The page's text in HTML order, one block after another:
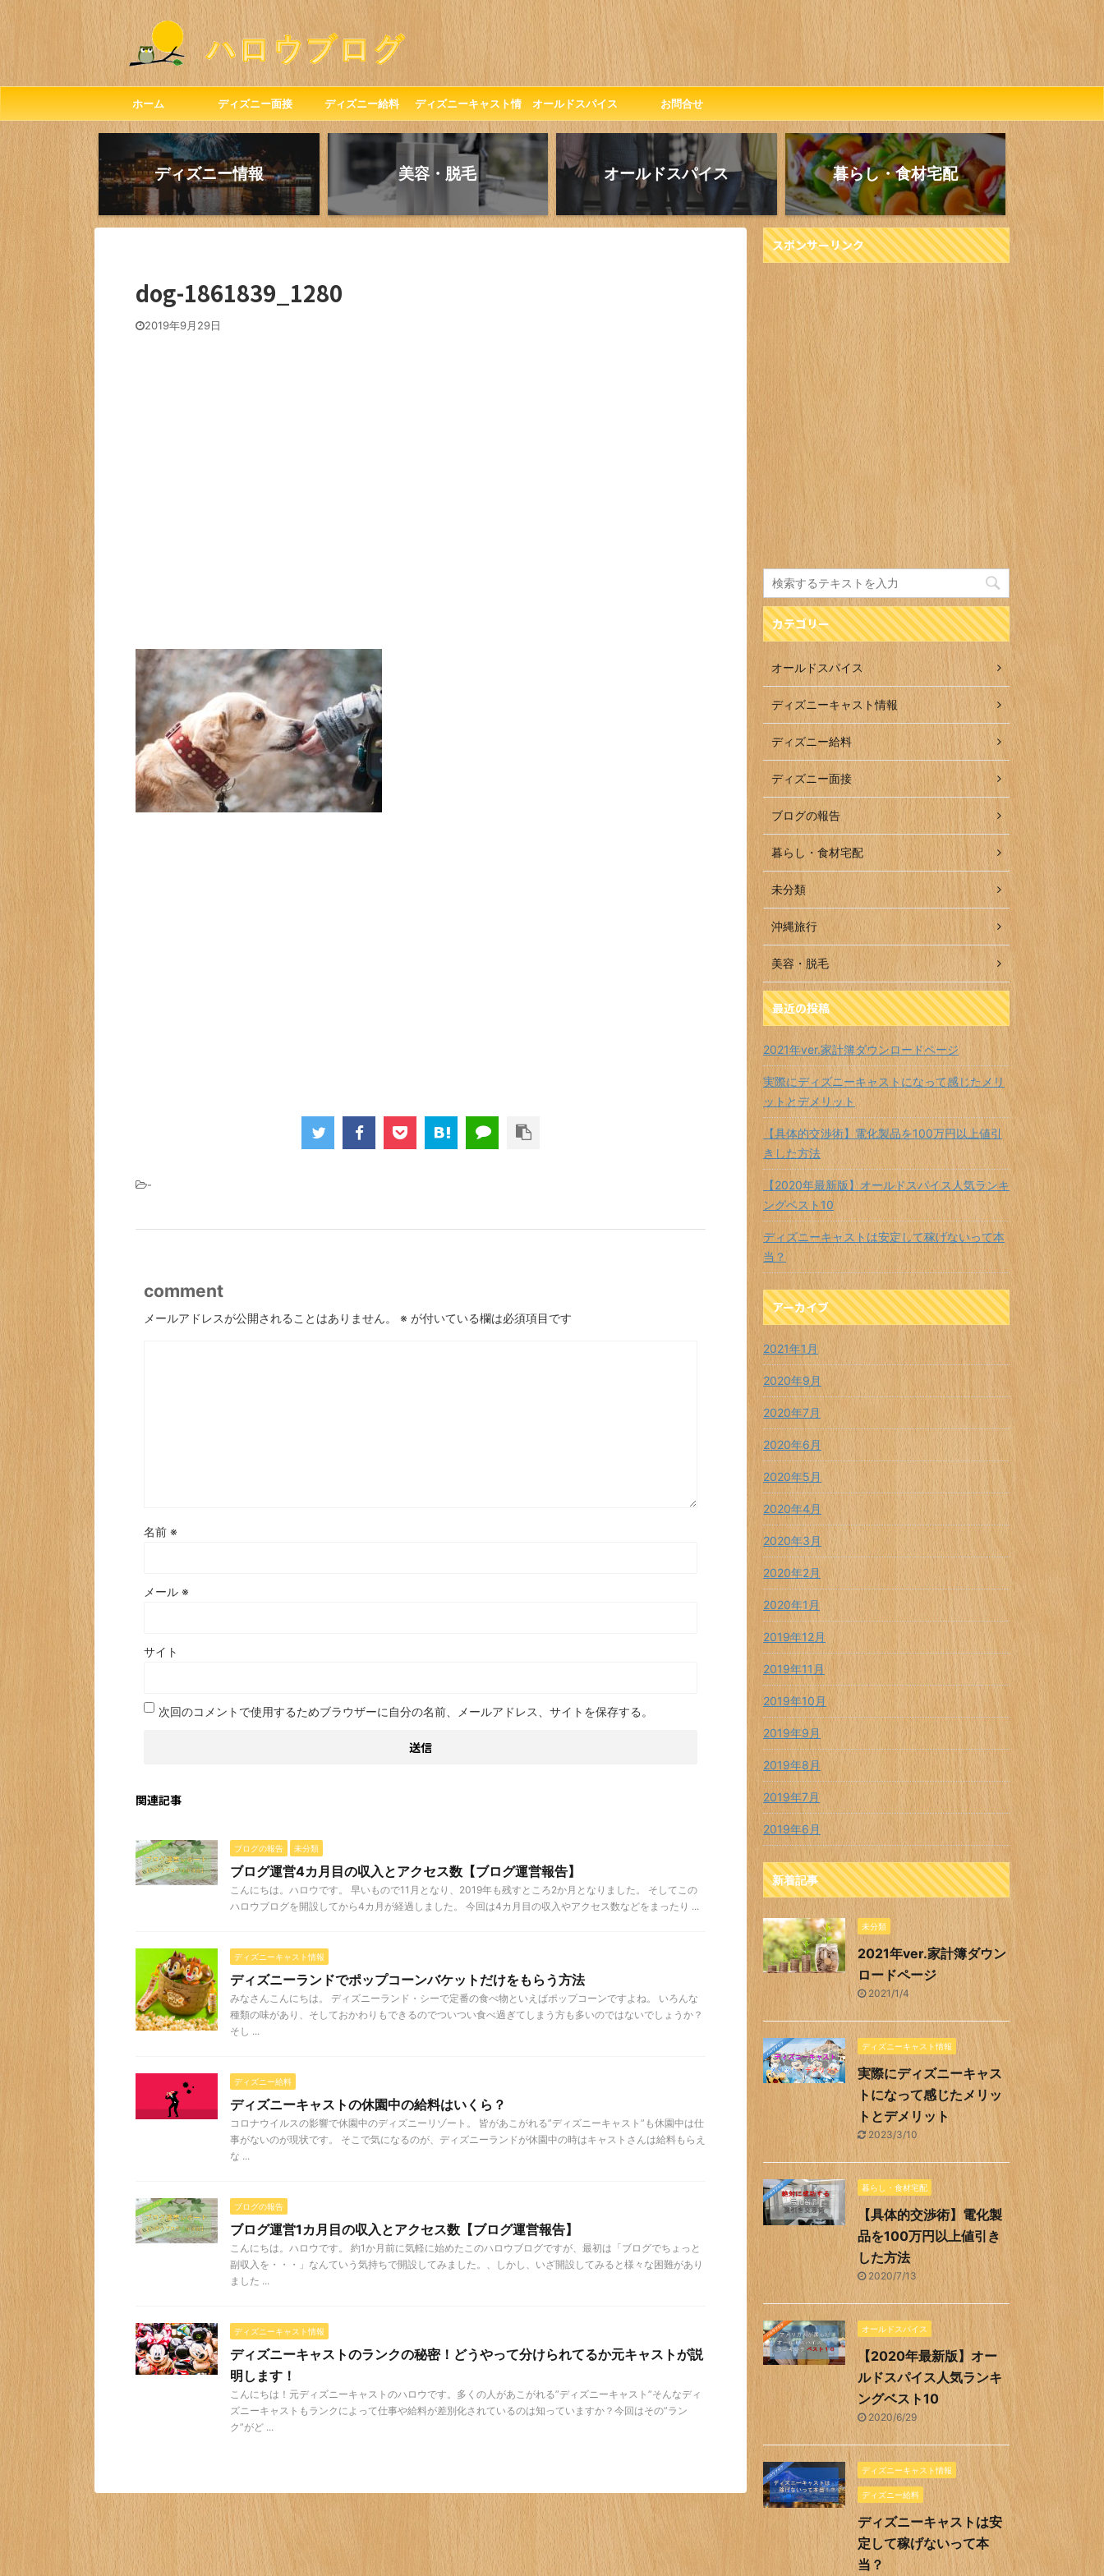
ホーム ディズニー面接 ディズニー給料 ディズニーキャスト情
報
オールドスパイス お問合せ
ディズニー情報 美容・脱毛 オールドスパイス 暮らし・食材宅配
dog-1861839_1280
2019年9月29日
-
comment
メールアドレスが公開されることはありません。 ※ が付いている欄は必須項目です
名前 ※
メール ※
サイト
次回のコメントで使用するためブラウザーに自分の名前、メールアドレス、サイトを保存する。
関連記事
ブログの報告 未分類
ブログ運営4カ月目の収入とアクセス数【ブログ運営報告】
こんにちは。ハロウです。 早いもので11月となり、2019年も残すところ2か月となりました。 そしてこの
ハロウブログを開設してから4カ月が経過しました。 今回は4カ月目の収入やアクセス数などをまったり ...
ディズニーキャスト情報
ディズニーランドでポップコーンバケットだけをもらう方法
みなさんこんにちは。 ディズニーランド・シーで定番の食べ物といえばポップコーンですよね。 いろんな
種類の味があり、そしておかわりもできるのでついつい食べ過ぎてしまう方も多いのではないでしょうか？
そし ...
ディズニー給料
ディズニーキャストの休園中の給料はいくら？
コロナウイルスの影響で休園中のディズニーリゾート。 皆があこがれる”ディズニーキャスト”も休園中は仕
事がないのが現状です。 そこで気になるのが、ディズニーランドが休園中の時はキャストさんは給料もらえ
な ...
ブログの報告
ブログ運営1カ月目の収入とアクセス数【ブログ運営報告】
こんにちは。ハロウです。 約1か月前に気軽に始めたこのハロウブログですが、最初は「ブログでちょっと
副収入を・・・」なんていう気持ちで開設してみました。、しかし、いざ開設してみると様々な困難があり
ました ...
ディズニーキャスト情報
ディズニーキャストのランクの秘密！どうやって分けられてるか元キャストが説
明します！
こんにちは！元ディズニーキャストのハロウです。多くの人があこがれる”ディズニーキャスト”そんなディ
ズニーキャストもランクによって仕事や給料が差別化されているのは知っていますか？今回はその”ラン
ク”がど ...
スポンサーリンク
カテゴリー
オールドスパイス
ディズニーキャスト情報
ディズニー給料
ディズニー面接
ブログの報告
暮らし・食材宅配
未分類
沖縄旅行
美容・脱毛
最近の投稿
2021年ver.家計簿ダウンロードページ
実際にディズニーキャストになって感じたメリ
ットとデメリット
【具体的交渉術】電化製品を100万円以上値引
きした方法
【2020年最新版】オールドスパイス人気ランキ
ングベスト10
ディズニーキャストは安定して稼げないって本
当？
アーカイブ
2021年1月
2020年9月
2020年7月
2020年6月
2020年5月
2020年4月
2020年3月
2020年2月
2020年1月
2019年12月
2019年11月
2019年10月
2019年9月
2019年8月
2019年7月
2019年6月
新着記事
未分類
2021年ver.家計簿ダウン
ロードページ
2021/1/4
ディズニーキャスト情報
実際にディズニーキャス
トになって感じたメリッ
トとデメリット
2023/3/10
暮らし・食材宅配
【具体的交渉術】電化製
品を100万円以上値引き
した方法
2020/7/13
オールドスパイス
【2020年最新版】オー
ルドスパイス人気ランキ
ングベスト10
2020/6/29
ディズニーキャスト情報
ディズニー給料
ディズニーキャストは安
定して稼げないって本
当？